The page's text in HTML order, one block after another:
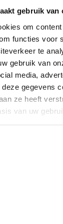
gebruik van
om
functies voor
te
gebruik van
media,
gegevens
ze heeft
van uw
un
à votre